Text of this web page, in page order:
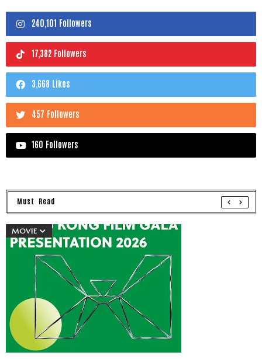
240,101 Followers
17,382 Followers
3,668 Likes
457 Followers
160 Followers
Must Read
MOVIE